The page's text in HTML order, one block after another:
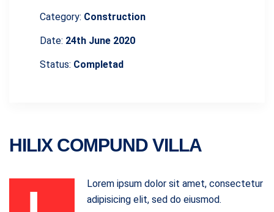
Category: Construction
Date: 24th June 2020
Status: Completad
HILIX COMPUND VILLA
Lorem ipsum dolor sit amet, consectetur
adipisicing elit, sed do eiusmod.